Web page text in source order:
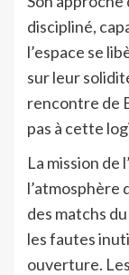
discipliné,
l’espace se
sur leur
rencontre de
pas à cette
La mission de
l’atmosphère
des matchs
les fautes
ouverture.